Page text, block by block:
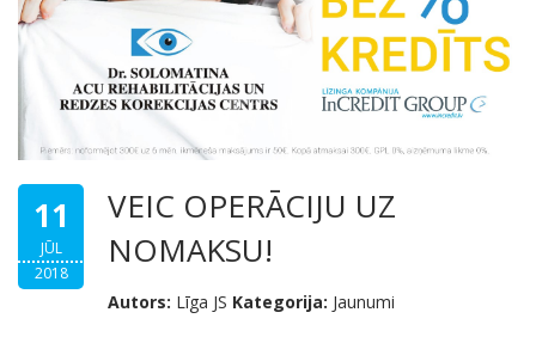
11
JŪL
2018
VEIC OPERĀCIJU UZ
NOMAKSU!
Autors: Līga JS Kategorija: Jaunumi